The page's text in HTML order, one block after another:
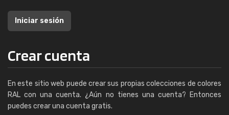
Iniciar sesión
Crear cuenta
En este sitio web puede crear sus propias colecciones de colores
RAL con una cuenta. ¿Aún no tienes una cuenta? Entonces
puedes crear una cuenta gratis.